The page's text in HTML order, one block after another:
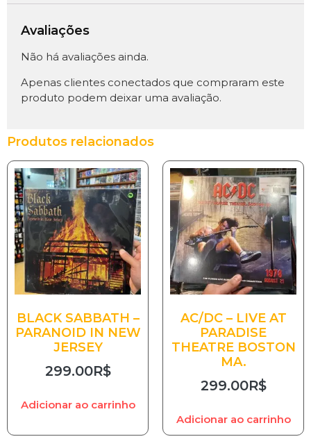
Avaliações
Não há avaliações ainda.
Apenas clientes conectados que compraram este
produto podem deixar uma avaliação.
Produtos relacionados
BLACK SABBATH –
PARANOID IN NEW
JERSEY
299.00R$
Adicionar ao carrinho
AC/DC – LIVE AT
PARADISE
THEATRE BOSTON
MA.
299.00R$
Adicionar ao carrinho